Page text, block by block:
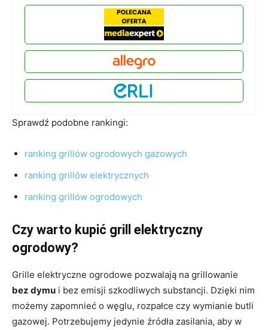
Sprawdź podobne rankingi:
ranking grillów ogrodowych gazowych
ranking grillów elektrycznych
ranking grillów ogrodowych
Czy warto kupić grill elektryczny
ogrodowy?
Grille elektryczne ogrodowe pozwalają na grillowanie
bez dymu i bez emisji szkodliwych substancji. Dzięki nim
możemy zapomnieć o węglu, rozpałce czy wymianie butli
gazowej. Potrzebujemy jedynie źródła zasilania, aby w